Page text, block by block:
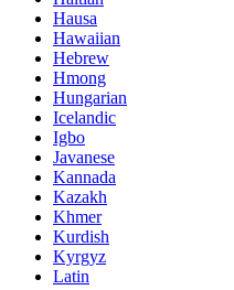
Hausa
Hawaiian
Hebrew
Hmong
Hungarian
Icelandic
Igbo
Javanese
Kannada
Kazakh
Khmer
Kurdish
Kyrgyz
Latin